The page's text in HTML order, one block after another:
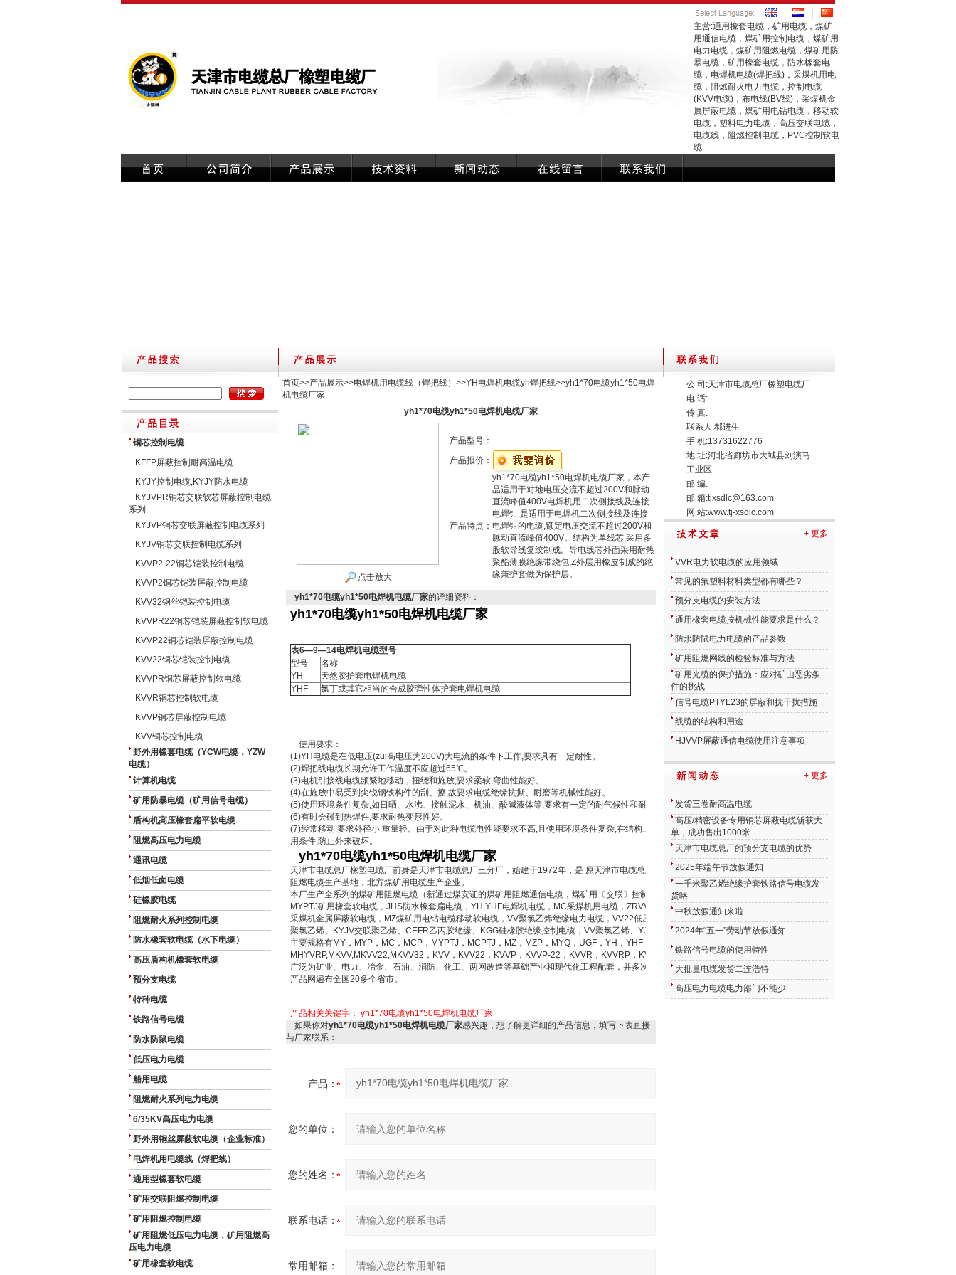
主营:通用橡套电缆，矿用电缆，煤矿
用通信电缆，煤矿用控制电缆，煤矿用
电力电缆，煤矿用阻燃电缆，煤矿用防
暴电缆，矿用橡套电缆，防水橡套电
缆，电焊机电缆(焊把线)，采煤机用电
缆，阻燃耐火电力电缆，控制电缆
(KVV电缆)，布电线(BV线)，采煤机金
属屏蔽电缆，煤矿用电钻电缆，移动软
电缆，塑料电力电缆，高压交联电缆，
电缆线，阻燃控制电缆，PVC控制软电
缆
铜芯控制电缆
KFFP屏蔽控制耐高温电缆
KYJY控制电缆;KYJY防水电缆
KYJVPR铜芯交联软芯屏蔽控制电缆
系列
KYJVP铜芯交联屏蔽控制电缆系列
KYJV铜芯交联控制电缆系列
KVVP2-22铜芯铠装控制电缆
KVVP2铜芯铠装屏蔽控制电缆
KVV32钢丝铠装控制电缆
KVVPR22铜芯铠装屏蔽控制软电缆
KVVP22铜芯铠装屏蔽控制电缆
KVV22铜芯铠装控制电缆
KVVPR铜芯屏蔽控制软电缆
KVVR铜芯控制软电缆
KVVP铜芯屏蔽控制电缆
KVV铜芯控制电缆
野外用橡套电缆（YCW电缆，YZW
电缆）
计算机电缆
矿用防暴电缆（矿用信号电缆）
盾构机高压橡套扁平软电缆
阻燃高压电力电缆
通讯电缆
低烟低卤电缆
硅橡胶电缆
阻燃耐火系列控制电缆
防水橡套软电缆（水下电缆）
高压盾构机橡套软电缆
预分支电缆
特种电缆
铁路信号电缆
防水防鼠电缆
低压电力电缆
船用电缆
阻燃耐火系列电力电缆
6/35KV高压电力电缆
野外用铜丝屏蔽软电缆（企业标准）
电焊机用电缆线（焊把线）
通用型橡套软电缆
矿用交联阻燃控制电缆
矿用阻燃控制电缆
矿用阻燃低压电力电缆，矿用阻燃高
压电力电缆
矿用橡套软电缆
首页>>产品展示>>电焊机用电缆线（焊把线） >>YH电焊机电缆yh焊把线>>yh1*70电缆yh1*50电焊
机电缆厂家
yh1*70电缆yh1*50电焊机电缆厂家
点击放大
产品型号：
产品报价：
产品特点：
yh1*70电缆yh1*50电焊机电缆厂家，本产
品适用于对地电压交流不超过200V和脉动
直流峰值400V电焊机用二次侧接线及连接
电焊钳.是适用于电焊机二次侧接线及连接
电焊钳的电缆,额定电压交流不超过200V和
脉动直流峰值400V。结构为单线芯,采用多
股软导线复绞制成。导电线芯外面采用耐热
聚酯薄膜绝缘带绕包,Z外层用橡皮制成的绝
缘兼护套做为保护层。
yh1*70电缆yh1*50电焊机电缆厂家的详细资料：
yh1*70电缆yh1*50电焊机电缆厂家
表6—9—14电焊机电缆型号
型号
名称
YH
天然胶护套电焊机电缆
YHF
氯丁或其它相当的合成胶弹性体护套电焊机电缆
使用要求：
(1)YH电缆是在低电压(zui高电压为200V)大电流的条件下工作,要求具有一定耐性。
(2)焊把线电缆长期允许工作温度不应超过65℃。
(3)电机引接线电缆频繁地移动，扭绕和施放,要求柔软,弯曲性能好。
(4)在施放中易受到尖锐钢铁构件的刮、擦,故要求电缆绝缘抗撕、耐磨等机械性能好。
(5)使用环境条件复杂,如日晒、水沸、接触泥水、机油、酸碱液体等,要求有一定的耐气候性和耐油、耐溶剂性。
(6)有时会碰到热焊件,要求耐热变形性好。
(7)经常移动,要求外径小,重量轻。由于对此种电缆电性能要求不高,且使用环境条件复杂,在结构上要求满足各种复杂的环境因素是不适宜的。使用时注意改善使
用条件,防止外来破坏。
yh1*70电缆yh1*50电焊机电缆厂家
天津市电缆总厂橡塑电缆厂前身是天津市电缆总厂三分厂，始建于1972年，是 原天津市电缆总厂的隶属企业，天津市天缆小猫集团有限公司成员企业、煤矿用
阻燃电缆生产基地，北方煤矿用电缆生产企业。
本厂生产全系列的煤矿用阻燃电缆（新通过煤安证的煤矿用阻燃通信电缆，煤矿用〔交联〕控制电缆，煤矿用〔交联〕电力电缆），YC,YZW通用橡套软电缆，
MYPTJ矿用橡套软电缆，JHS防水橡套扁电缆，YH,YHF电焊机电缆，MC采煤机用电缆，ZRVV,NHKVV阻燃耐火电力电缆，KVV控制电缆，BV布电线，MCP
采煤机金属屏蔽软电缆，MZ煤矿用电钻电缆移动软电缆，VV聚氯乙烯绝缘电力电缆，VV22低压交联聚乙烯绝缘电力电缆，YJV交联聚乙烯绝缘电力电缆，KVV
聚氯乙烯、KYJV交联聚乙烯、CEFR乙丙胶绝缘、KGG硅橡胶绝缘控制电缆，VV聚氯乙烯、YJV交联聚乙烯、CVV乙丙胶绝缘、KGG硅橡胶绝缘 电力软电缆，
主要规格有MY，MYP，MC，MCP，MYPTJ，MCPTJ，MZ，MZP，MYQ，UGF，YH，YHF，YHD，JHS，MHYV，MHYVR，MHY32、MHYVP、
MHYVRP,MKVV,MKVV22,MKVV32，KVV，KVV22，KVVP，KVVP-22，KVVR，KVVRP，KVVRP-22，VV，VV22，VLV，VLV22，YJV，YJV22等产品已
广泛为矿业、电力、冶金、石油、消防、化工、两网改造等基础产业和现代化工程配套，并多次应用在国家重点建设项目中，80余人的销售及服务人员组成的
产品网遍布全国20多个省市。
产品相关关键字： yh1*70电缆yh1*50电焊机电缆厂家
如果你对yh1*70电缆yh1*50电焊机电缆厂家感兴趣，想了解更详细的产品信息，填写下表直接
与厂家联系：
产品：
您的单位：
您的姓名：
联系电话：
常用邮箱：
公 司:天津市电缆总厂橡塑电缆厂
电 话:
传 真:
联系人:郝进生
手 机:13731622776
地 址:河北省廊坊市大城县刘演马
工业区
邮 编:
邮 箱:tjxsdlc@163.com
网 站:www.tj-xsdlc.com
+ 更多
VVR电力软电缆的应用领域
常见的氟塑料材料类型都有哪些？
预分支电缆的安装方法
通用橡套电缆按机械性能要求是什么？
防水防鼠电力电缆的产品参数
矿用阻燃网线的检验标准与方法
矿用光缆的保护措施：应对矿山恶劣条
件的挑战
信号电缆PTYL23的屏蔽和抗干扰措施
线缆的结构和用途
HJVVP屏蔽通信电缆使用注意事项
+ 更多
发货三卷耐高温电缆
高压/精密设备专用铜芯屏蔽电缆斩获大
单，成功售出1000米
天津市电缆总厂的预分支电缆的优势
2025年端午节放假通知
一千米聚乙烯绝缘护套铁路信号电缆发
货咯
中秋放假通知来啦
2024年“五一”劳动节放假通知
铁路信号电缆的使用特性
大批量电缆发货二连浩特
高压电力电缆电力部门不能少